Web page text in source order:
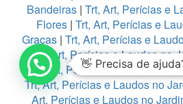
Bandeiras| Trt, Art, Perícias e
Flores| Trt, Art, Perícias e
Graças| Trt, Art, Perícias e
|Trt, Art, Perícias e Laudos no
Trt, Art, Perícias e Laudos no
Trt, Art, Perícias e Laudos no
Art, Perícias e Laudos no
👋 Precisa de